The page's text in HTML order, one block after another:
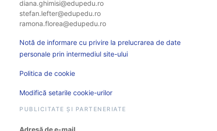
diana.ghimisi@edupedu.ro
stefan.lefter@edupedu.ro
ramona.florea@edupedu.ro
Notă de informare cu privire la prelucrarea de date
personale prin intermediul site-ului
Politica de cookie
Modifică setarile cookie-urilor
PUBLICITATE ȘI PARTENERIATE
Adresă de e-mail